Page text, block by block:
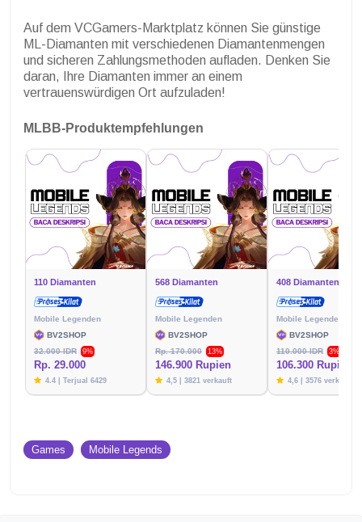
Auf dem VCGamers-Marktplatz können Sie günstige
ML-Diamanten mit verschiedenen Diamantenmengen
und sicheren Zahlungsmethoden aufladen. Denken Sie
daran, Ihre Diamanten immer an einem
vertrauenswürdigen Ort aufzuladen!
MLBB-Produktempfehlungen
110 Diamanten
Mobile Legenden
BV2SHOP
32.000 IDR
9%
Rp. 29.000
4.4 | Terjual 6429
568 Diamanten
Mobile Legenden
BV2SHOP
Rp. 170.000
13%
146.900 Rupien
4,5 | 3821 verkauft
408 Diamanten
Mobile Legenden
BV2SHOP
110.000 IDR
3%
106.300 Rupien
4,6 | 3576 verkauft
Games Mobile Legends